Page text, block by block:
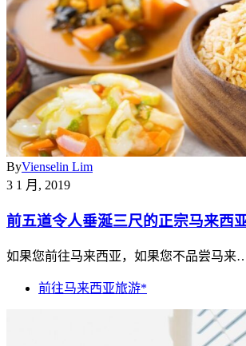
ByVienselin Lim
3 1 月, 2019
前五道令人垂涎三尺的正宗马来西
如果您前往马来西亚，如果您不品尝马来
前往马来西亚旅游*